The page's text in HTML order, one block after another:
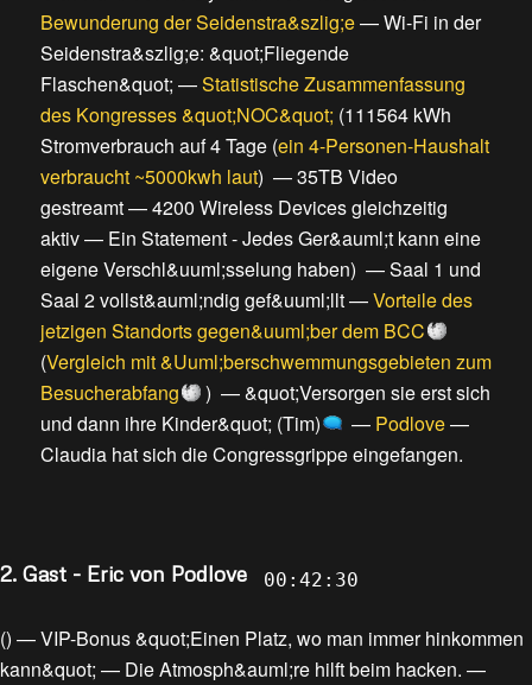
Bewunderung der Seidenstra&szlig;e—Wi-Fi in der
Seidenstra&szlig;e: &quot;Fliegende
Flaschen&quot; —Statistische Zusammenfassung
des Kongresses &quot;NOC&quot; (111564 kWh
Stromverbrauch auf 4 Tage(ein 4-Personen-Haushalt
verbraucht ~5000kwh laut) —35TB Video
gestreamt—4200 Wireless Devices gleichzeitig
aktiv— Ein Statement - Jedes Ger&auml;t kann eine
eigene Verschl&uuml;sselung haben) —Saal 1 und
Saal 2 vollst&auml;ndig gef&uuml;llt—Vorteile des
jetzigen Standorts gegen&uuml;ber dem BCC
(Vergleich mit &Uuml;berschwemmungsgebieten zum
Besucherabfang
) —&quot;Versorgen sie erst sich
und dann ihre Kinder&quot; (Tim)
— Podlove—
Claudia hat sich die Congressgrippe eingefangen.
2. Gast - Eric von Podlove 00:42:30
() —VIP-Bonus &quot;Einen Platz, wo man immer hinkommen
kann&quot; — Die Atmosph&auml;re hilft beim hacken. —